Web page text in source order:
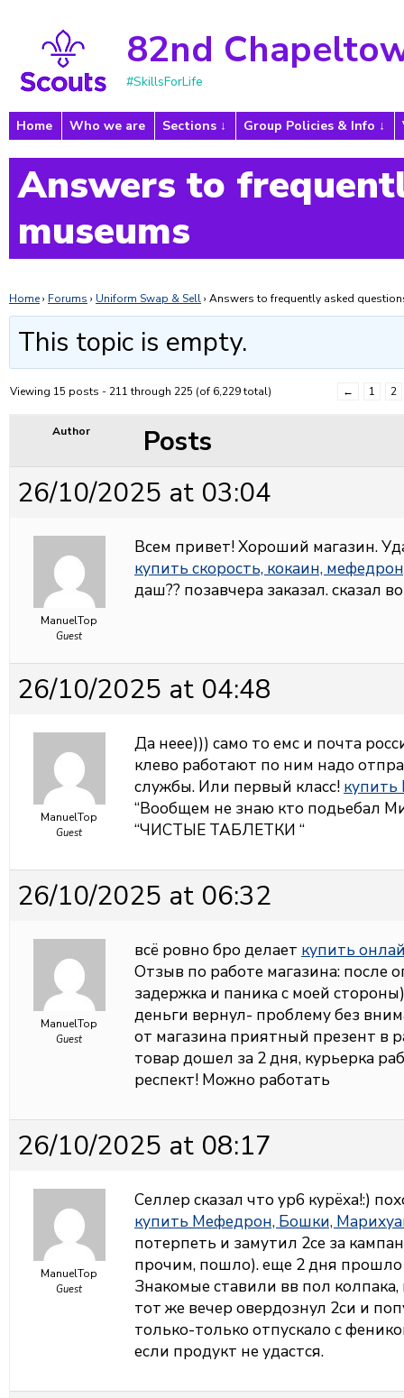
82nd
#SkillsForLife
Home Who we are Sections Group Policies & Info
Answers to
museums
Home› Forums › Uniform Swap & Sell› Answers to frequently asked
This topic is empty.
Viewing 15 posts - 211 through 225 (of 6,229 total) ← 1 2
Author
Posts
26/10/2025 at 03:04
ManuelTop
Guest
Всем привет! Хороший магазин.
купить скорость, кокаин,
даш?? позавчера заказал. сказал
26/10/2025 at 04:48
ManuelTop
Guest
Да неее))) само то емс и почта
клево работают по ним надо
службы. Или первый класс! купить
“Вообщем не знаю кто подьебал
“ЧИСТЫЕ ТАБЛЕТКИ “
26/10/2025 at 06:32
ManuelTop
Guest
всё ровно бро делает купить
Отзыв по работе магазина: после
задержка и паника с моей
деньги вернул- проблему без
от магазина приятный презент в
товар дошел за 2 дня, курьерка
респект! Можно работать
26/10/2025 at 08:17
ManuelTop
Guest
Селлер сказал что ур6 курёха!:)
купить Мефедрон, Бошки,
потерпеть и замутил 2се за
прочим, пошло). еще 2 дня
Знакомые ставили вв пол
тот же вечер овердознул 2си и
только-только отпускало с
если продукт не удастся.